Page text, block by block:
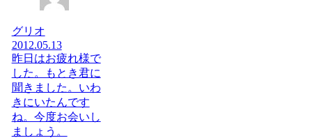
グリオ
2012.05.13
昨日はお疲れ様で
した。もとき君に
聞きました。いわ
きにいたんです
ね。今度お会いし
ましょう。